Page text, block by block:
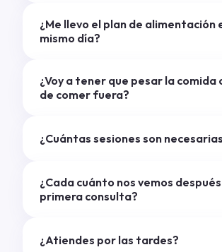
¿Me llevo el plan de alimentación
mismo día?
¿Voy a tener que pesar la comida
de comer fuera?
¿Cuántas sesiones son
¿Cada cuánto nos vemos
primera consulta?
¿Atiendes por las tardes?